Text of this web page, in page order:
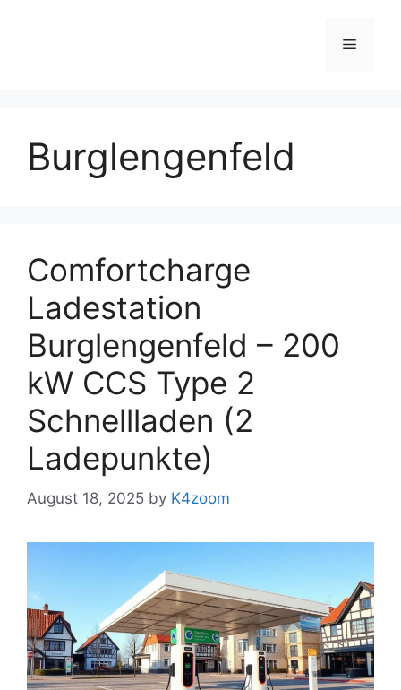
Menu
Burglengenfeld
Comfortcharge
Ladestation
Burglengenfeld – 200
kW CCS Type 2
Schnellladen (2
Ladepunkte)
August 18, 2025 by K4zoom